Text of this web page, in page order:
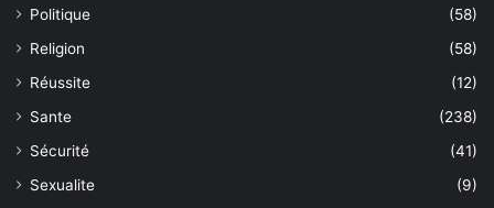
Politique
(58)
Religion
(58)
Réussite
(12)
Sante
(238)
Sécurité
(41)
Sexualite
(9)